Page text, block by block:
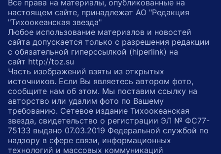
Все права на материалы, опубликованные на
настоящем сайте, принадлежат АО "Редакция
"Тихоокеанская звезда"
Любое использование материалов и новостей
сайта допускается только с разрешения редакции
с обязательной гиперссылкой (hiperlink) на
сайт http://toz.su
Часть изображений взяты из открытых
источников. Если Вы являетесь автором фото,
сообщите нам об этом. Мы поставим ссылку на
авторство или удалим фото по Вашему
требованию. Сетевое издание Тихоокеанская
звезда, свидетельство о регистрации ЭЛ № ФС77-
75133 выдано 07.03.2019 Федеральной службой по
надзору в сфере связи, информационных
технологий и массовых коммуникаций